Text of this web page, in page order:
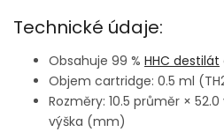
Technické údaje:
Obsahuje 99 % HHC destilát
Objem cartridge: 0.5 ml
Rozměry: 10.5 průměr ×
výška (mm)